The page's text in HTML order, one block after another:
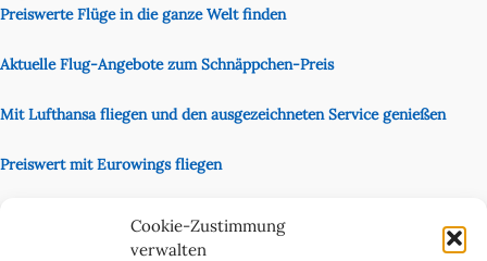
Cookie-Zustimmung
verwalten
Preiswerte Flüge in die ganze Welt finden
Aktuelle Flug-Angebote zum Schnäppchen-Preis
Mit Lufthansa fliegen und den ausgezeichneten Service genießen
Preiswert mit Eurowings fliegen
Unsere Partnerseite
Content Creator